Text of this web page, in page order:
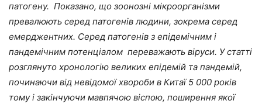
патогену. Показано, що зоонозні мікроорганізми
превалюють серед патогенів людини, зокрема серед
емерджентних. Серед патогенів з епідемічним і
пандемічним потенціалом переважають віруси. У статті
розглянуто хронологію великих епідемій та пандемій,
починаючи від невідомої хвороби в Китаї 5 000 років
тому і закінчуючи мавпячою віспою, поширення якої